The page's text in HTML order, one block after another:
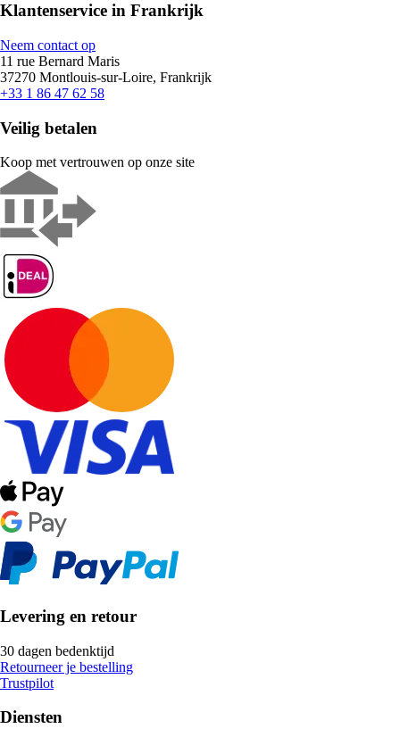
Klantenservice in Frankrijk
Neem contact op
11 rue Bernard Maris
37270 Montlouis-sur-Loire, Frankrijk
+33 1 86 47 62 58
Veilig betalen
Koop met vertrouwen op onze site
Levering en retour
30 dagen bedenktijd
Retourneer je bestelling
Trustpilot
Diensten